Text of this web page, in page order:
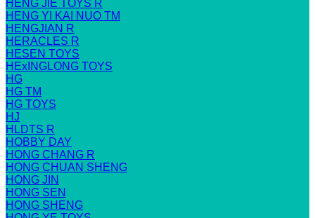
HENG JIE TOYS R
HENG YI KAI NUO TM
HENGJIAN R
HERACLES R
HESEN TOYS
HExINGLONG TOYS
HG
HG TM
HG TOYS
HJ
HLDTS R
HOBBY DAY
HONG CHANG R
HONG CHUAN SHENG
HONG JIN
HONG SEN
HONG SHENG